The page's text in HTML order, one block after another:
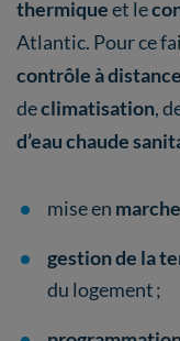
thermiqueet le
Atlantic. Pour ce
contrôle à distance
declimatisation,
d’eau chaude
mise en marche
gestion de la
du logement ;